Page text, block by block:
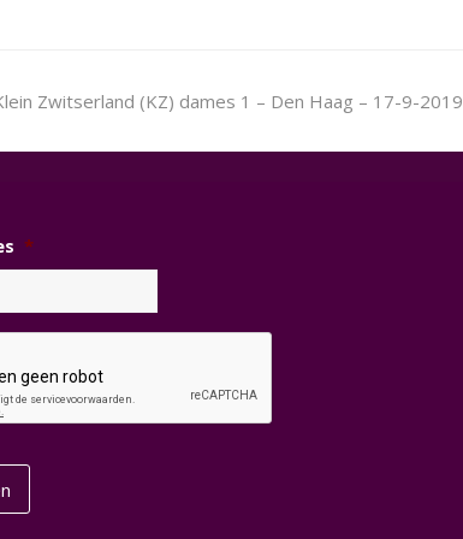
next Zwitserland (KZ) dames 1 – Den Haag – 17-9-2019
*